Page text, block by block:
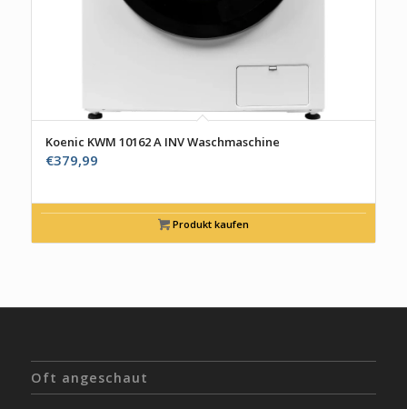
Koenic KWM 10162 A INV Waschmaschine
€379,99
Produkt kaufen
Oft angeschaut